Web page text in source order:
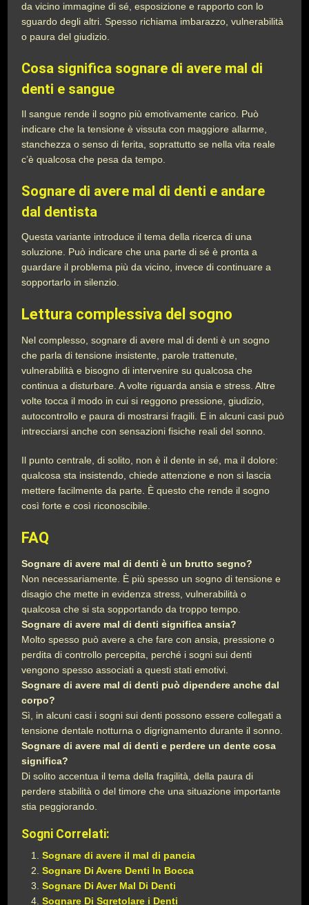
da vicino immagine di sé, esposizione e rapporto con lo
sguardo degli altri. Spesso richiama imbarazzo, vulnerabilità
o paura del giudizio.
Cosa significa sognare di avere mal di
denti e sangue
Il sangue rende il sogno più emotivamente carico. Può
indicare che la tensione è vissuta con maggiore allarme,
stanchezza o senso di ferita, soprattutto se nella vita reale
c’è qualcosa che pesa da tempo.
Sognare di avere mal di denti e andare
dal dentista
Questa variante introduce il tema della ricerca di una
soluzione. Può indicare che una parte di sé è pronta a
guardare il problema più da vicino, invece di continuare a
sopportarlo in silenzio.
Lettura complessiva del sogno
Nel complesso, sognare di avere mal di denti è un sogno
che parla di tensione insistente, parole trattenute,
vulnerabilità e bisogno di intervenire su qualcosa che
continua a disturbare. A volte riguarda ansia e stress. Altre
volte tocca il modo in cui si reggono pressione, giudizio,
autocontrollo e paura di mostrarsi fragili. E in alcuni casi può
intrecciarsi anche con sensazioni fisiche reali del sonno.
Il punto centrale, di solito, non è il dente in sé, ma il dolore:
qualcosa sta insistendo, chiede attenzione e non si lascia
mettere facilmente da parte. È questo che rende il sogno
così forte e così riconoscibile.
FAQ
Sognare di avere mal di denti è un brutto segno?
Non necessariamente. È più spesso un sogno di tensione e
disagio che mette in evidenza stress, vulnerabilità o
qualcosa che si sta sopportando da troppo tempo.
Sognare di avere mal di denti significa ansia?
Molto spesso può avere a che fare con ansia, pressione o
perdita di controllo percepita, perché i sogni sui denti
vengono spesso associati a questi stati emotivi.
Sognare di avere mal di denti può dipendere anche dal
corpo?
Sì, in alcuni casi i sogni sui denti possono essere collegati a
tensione dentale notturna o digrignamento durante il sonno.
Sognare di avere mal di denti e perdere un dente cosa
significa?
Di solito accentua il tema della fragilità, della paura di
perdere stabilità o del timore che una situazione importante
stia peggiorando.
Sogni Correlati:
Sognare di avere il mal di pancia
Sognare Di Avere Denti In Bocca
Sognare Di Aver Mal Di Denti
Sognare Di Sgretolare i Denti